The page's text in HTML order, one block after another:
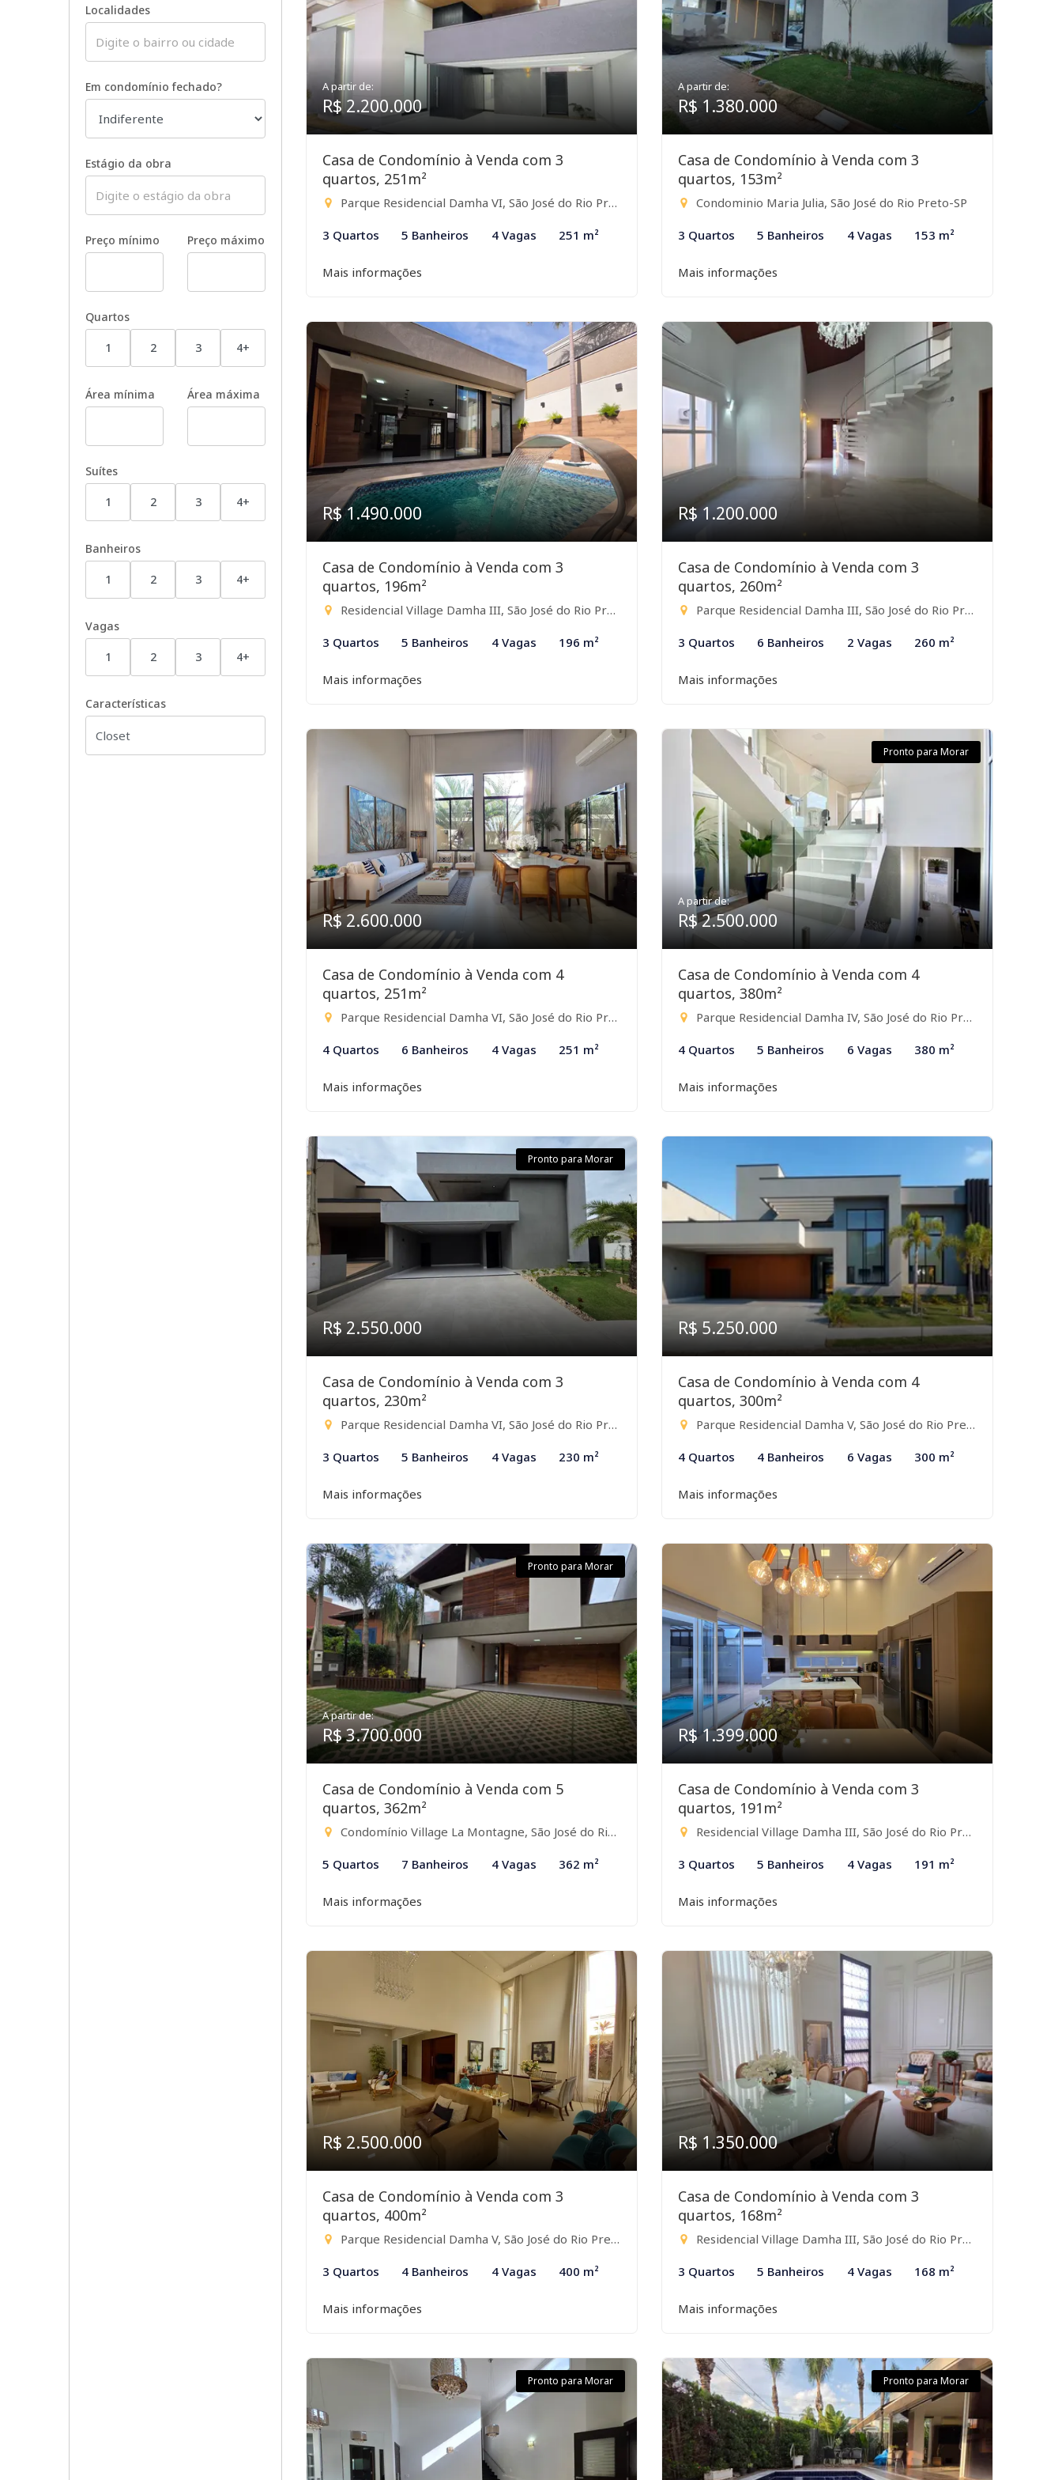
Localidades
Em condomínio fechado?
Estágio da obra
Preço mínimo Preço máximo
Quartos
1 2 3 4+
Área mínima Área máxima
Suítes
1 2 3 4+
Banheiros
1 2 3 4+
Vagas
1 2 3 4+
Características
A partir de:
R$ 2.200.000
Casa de Condomínio à Venda com 3
quartos, 251m²
Parque Residencial Damha VI, São José do Rio Preto-SP
3 Quartos 5 Banheiros 4 Vagas 251 m²
Mais informações
A partir de:
R$ 1.380.000
Casa de Condomínio à Venda com 3
quartos, 153m²
Condominio Maria Julia, São José do Rio Preto-SP
3 Quartos 5 Banheiros 4 Vagas 153 m²
Mais informações
R$ 1.490.000
Casa de Condomínio à Venda com 3
quartos, 196m²
Residencial Village Damha III, São José do Rio Preto-SP
3 Quartos 5 Banheiros 4 Vagas 196 m²
Mais informações
R$ 1.200.000
Casa de Condomínio à Venda com 3
quartos, 260m²
Parque Residencial Damha III, São José do Rio Preto-SP
3 Quartos 6 Banheiros 2 Vagas 260 m²
Mais informações
R$ 2.600.000
Casa de Condomínio à Venda com 4
quartos, 251m²
Parque Residencial Damha VI, São José do Rio Preto-SP
4 Quartos 6 Banheiros 4 Vagas 251 m²
Mais informações
Pronto para Morar
A partir de:
R$ 2.500.000
Casa de Condomínio à Venda com 4
quartos, 380m²
Parque Residencial Damha IV, São José do Rio Preto-SP
4 Quartos 5 Banheiros 6 Vagas 380 m²
Mais informações
Pronto para Morar
R$ 2.550.000
Casa de Condomínio à Venda com 3
quartos, 230m²
Parque Residencial Damha VI, São José do Rio Preto-SP
3 Quartos 5 Banheiros 4 Vagas 230 m²
Mais informações
R$ 5.250.000
Casa de Condomínio à Venda com 4
quartos, 300m²
Parque Residencial Damha V, São José do Rio Preto-SP
4 Quartos 4 Banheiros 6 Vagas 300 m²
Mais informações
Pronto para Morar
A partir de:
R$ 3.700.000
Casa de Condomínio à Venda com 5
quartos, 362m²
Condomínio Village La Montagne, São José do Rio Preto-SP
5 Quartos 7 Banheiros 4 Vagas 362 m²
Mais informações
R$ 1.399.000
Casa de Condomínio à Venda com 3
quartos, 191m²
Residencial Village Damha III, São José do Rio Preto-SP
3 Quartos 5 Banheiros 4 Vagas 191 m²
Mais informações
R$ 2.500.000
Casa de Condomínio à Venda com 3
quartos, 400m²
Parque Residencial Damha V, São José do Rio Preto-SP
3 Quartos 4 Banheiros 4 Vagas 400 m²
Mais informações
R$ 1.350.000
Casa de Condomínio à Venda com 3
quartos, 168m²
Residencial Village Damha III, São José do Rio Preto-SP
3 Quartos 5 Banheiros 4 Vagas 168 m²
Mais informações
Pronto para Morar Pronto para Morar